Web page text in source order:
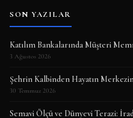
SON YAZILAR
Katılım Bankalarında Müşteri
3 Ağustos 2026
Şehrin Kalbinden Hayatın
30 Temmuz 2026
Semavi Ölçü ve Dünyevi Terazi: